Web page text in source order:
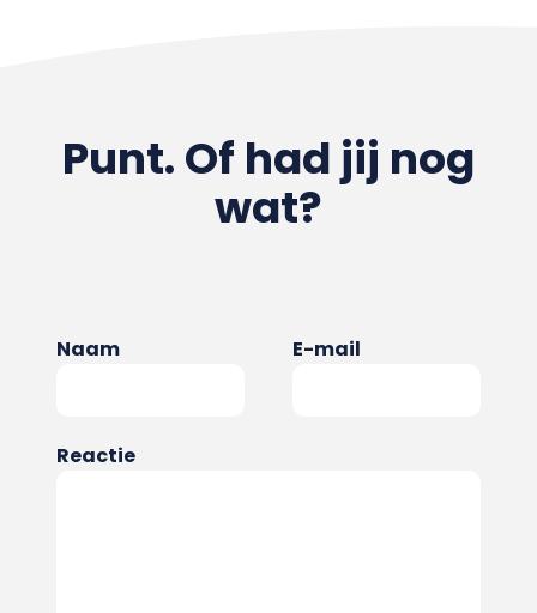
Punt. Of had jij nog
wat?
Naam E-mail
Reactie